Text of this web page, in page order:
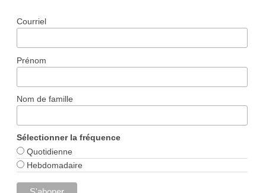
Courriel
Prénom
Nom de famille
Sélectionner la fréquence
Quotidienne
Hebdomadaire